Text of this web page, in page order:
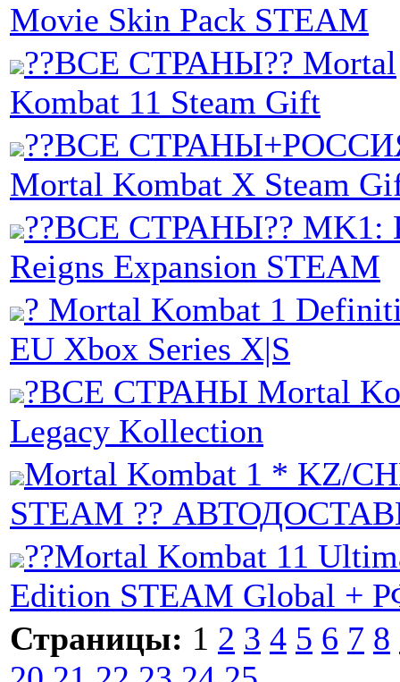
Movie Skin Pack STEAM
??ВСЕ СТРАНЫ?? Mortal
Kombat 11 Steam Gift
??ВСЕ
Mortal Kombat X Steam
??ВСЕ СТРАНЫ?? MK1:
Reigns Expansion STEAM
? Mortal Kombat 1
EU Xbox Series X|S
?ВСЕ СТРАНЫ Mortal
Legacy Kollection
Mortal Kombat 1 * KZ/
STEAM ??
??Mortal Kombat 11
Edition STEAM Global +
Страницы: 1 2 3 4 5 6 7 8